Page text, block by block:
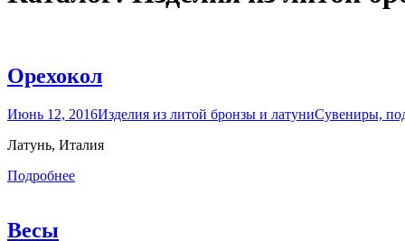
Орехокол
Июнь 12, 2016Изделия из литой бронзы и латуниСувениры,
Латунь, Италия
Подробнее
Весы